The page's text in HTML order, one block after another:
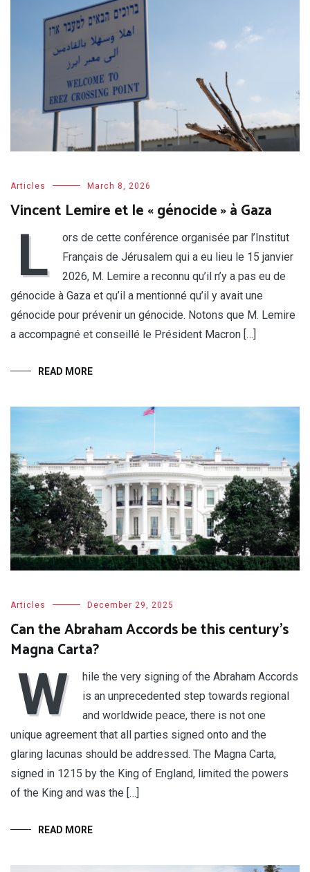
Articles March 8, 2026
Vincent Lemire et le « génocide » à Gaza
L
ors de cette conférence organisée par l’Institut
Français de Jérusalem qui a eu lieu le 15 janvier
2026, M. Lemire a reconnu qu’il n’y a pas eu de
génocide à Gaza et qu’il a mentionné qu’il y avait une
génocide pour prévenir un génocide. Notons que M. Lemire
a accompagné et conseillé le Président Macron […]
READ MORE
Articles December 29, 2025
Can the Abraham Accords be this century’s
Magna Carta?
W
hile the very signing of the Abraham Accords
is an unprecedented step towards regional
and worldwide peace, there is not one
unique agreement that all parties signed onto and the
glaring lacunas should be addressed. The Magna Carta,
signed in 1215 by the King of England, limited the powers
of the King and was the […]
READ MORE